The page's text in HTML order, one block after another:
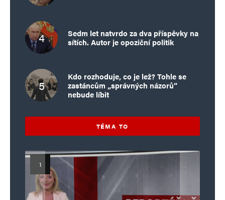
Sedm let natvrdo za dva příspěvky na
sítích. Autor je opoziční politik
Kdo rozhoduje, co je lež? Tohle se
zastáncům „správných názorů“
nebude líbit
TÉMA TO